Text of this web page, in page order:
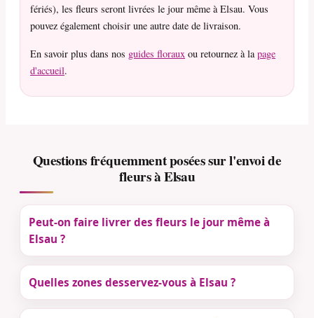
fériés), les fleurs seront livrées le jour même à Elsau. Vous
pouvez également choisir une autre date de livraison.
En savoir plus dans nos guides floraux ou retournez à lapage
d'accueil.
Questions fréquemment posées sur l'envoi de
fleurs à Elsau
Peut-on faire livrer des fleurs le jour même à
Elsau ?
Quelles zones desservez-vous à Elsau ?